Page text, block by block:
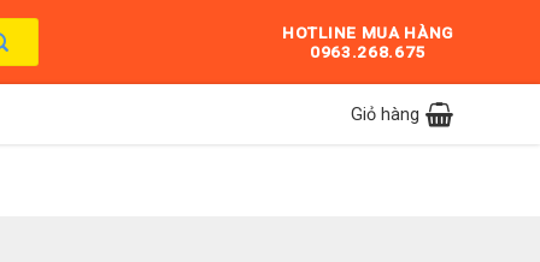
HOTLINE MUA HÀNG
0963.268.675
Giỏ hàng